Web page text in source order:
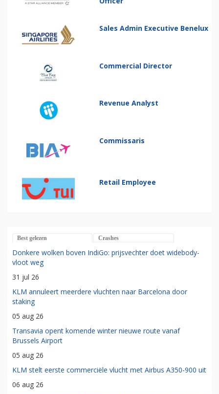
Sales Admin Executive Benelux
Commercial Director
Revenue Analyst
Commissaris
Retail Employee
Best gelezen Crashes
Donkere wolken boven IndiGo: prijsvechter doet widebody-
vloot weg
31 jul 26
KLM annuleert meerdere vluchten naar Barcelona door
staking
05 aug 26
Transavia opent komende winter nieuwe route vanaf
Brussels Airport
05 aug 26
KLM stelt eerste commerciële vlucht met Airbus A350-900 uit
06 aug 26